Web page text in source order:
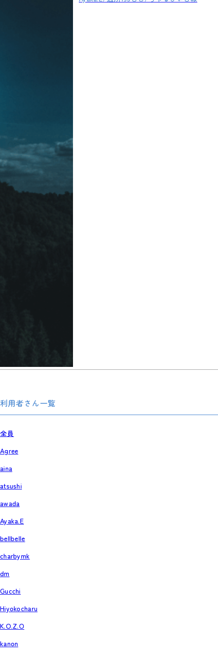
利用者さん一覧
全員
Agree
aina
atsushi
awada
Ayaka.E
bellbelle
charbymk
dm
Gucchi
Hiyokocharu
K.O.Z.O
kanon